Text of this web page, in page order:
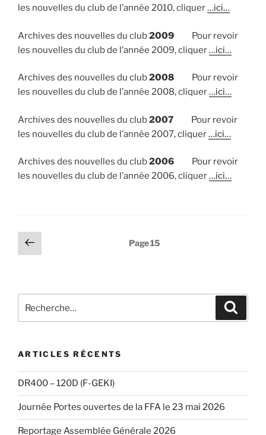
les nouvelles du club de l’année 2010, cliquer…ici…
Archives des nouvelles du club2009
Pour revoir
les nouvelles du club de l’année 2009, cliquer…ici…
Archives des nouvelles du club2008
Pour revoir
les nouvelles du club de l’année 2008, cliquer…ici…
Archives des nouvelles du club2007
Pour revoir
les nouvelles du club de l’année 2007, cliquer…ici…
Archives des nouvelles du club2006
Pour revoir
les nouvelles du club de l’année 2006, cliquer…ici…
Pagination
des
Page
précédente
Page15
pour
ARTICLES RÉCENTS
DR400 – 120D (F-GEKI)
Journée Portes ouvertes de la FFA le 23 mai 2026
Reportage Assemblée Générale 2026